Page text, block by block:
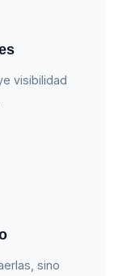
visibilidad
sino